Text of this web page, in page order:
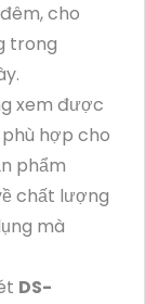
cho
trong
xem được
hợp cho
phẩm
chất lượng
mà
DS-